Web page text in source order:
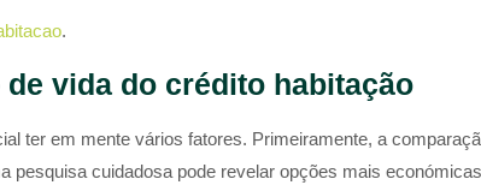
.
vida do crédito habitação
ter em mente vários fatores. Primeiramente, a
pesquisa cuidadosa pode revelar opções mais